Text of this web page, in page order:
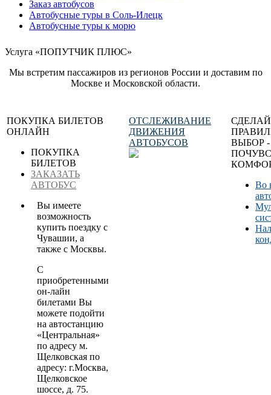
Заказ автобусов
Автобусные туры в Соль-Илецк
Автобусные туры к морю
Услуга «ПОПУТЧИК ПЛЮС»
Мы встретим пассажиров из регионов России и доставим по
Москве и Московской области.
ПОКУПКА БИЛЕТОВ
ОНЛАЙН
ПОКУПКА
БИЛЕТОВ
ЗАКАЗАТЬ
АВТОБУС
Вы имеете
возможность
купить поездку с
Чувашии, а
также с Москвы.
С
приобретенными
он-лайн
билетами Вы
можете подойти
на автостанцию
«Центральная»
по адресу м.
Щелковская по
адресу: г.Москва,
Щелковское
шоссе, д. 75.
ОТСЛЕЖИВАНИЕ
ДВИЖЕНИЯ
АВТОБУСОВ
ВЫБОР -
Во